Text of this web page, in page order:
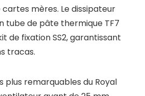
mères. Le dissipateur
tube de pâte thermique TF7
de fixation SS2, garantissant
tracas.
plus remarquables du Royal